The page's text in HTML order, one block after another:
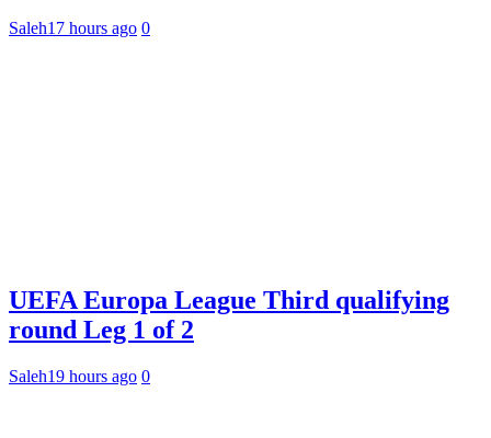
Saleh17 hours ago 0
UEFA Europa League Third qualifying
round Leg 1 of 2
Saleh19 hours ago 0